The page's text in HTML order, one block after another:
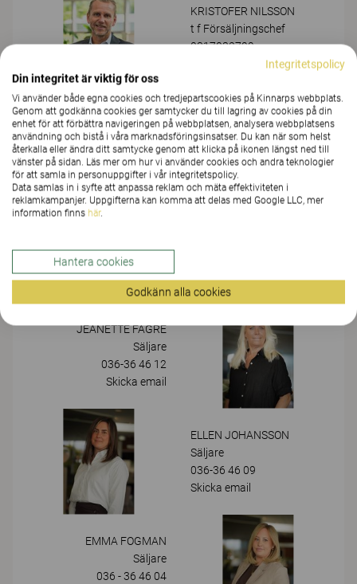
KRISTOFER NILSSON
t f Försäljningschef
0317032799
ANNELIE BJÖRKLUND
Säljare
036-36 46 20
Skicka email
JEANETTE FAGRÉ
Säljare
036-36 46 12
Skicka email
ELLEN JOHANSSON
Säljare
036-36 46 09
Skicka email
EMMA FOGMAN
Säljare
036 - 36 46 04
Integritetspolicy
Din integritet är viktig för oss
Vi använder både egna cookies och tredjepartscookies på Kinnarps webbplats.
Genom att godkänna cookies ger samtycker du till lagring av cookies på din
enhet för att förbättra navigeringen på webbplatsen, analysera webbplatsens
användning och bistå i våra marknadsföringsinsatser. Du kan när som helst
återkalla eller ändra ditt samtycke genom att klicka på ikonen längst ned till
vänster på sidan. Läs mer om hur vi använder cookies och andra teknologier
för att samla in personuppgifter i vår integritetspolicy.
Data samlas in i syfte att anpassa reklam och mäta effektiviteten i
reklamkampanjer. Uppgifterna kan komma att delas med Google LLC, mer
information finns här.
Hantera cookies
Godkänn alla cookies